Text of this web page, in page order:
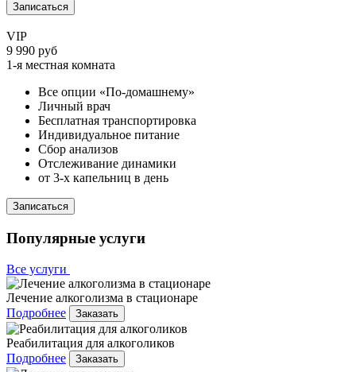
Записаться
VIP
9 990 руб
1-я местная комната
Все опции «По-домашнему»
Личный врач
Бесплатная транспортировка
Индивидуальное питание
Сбор анализов
Отслеживание динамики
от 3-х капельниц в день
Записаться
Популярные услуги
Все услуги
Лечение алкоголизма в стационаре
Подробнее
Заказать
Реабилитация для алкоголиков
Подробнее
Заказать